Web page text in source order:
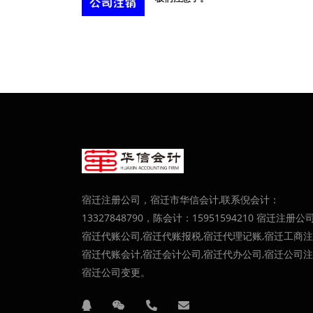
宿迁注册公司，宿迁市华信会计,联系倪会计：
13327848790，陈会计：15951594210 宿迁注册公
宿迁代账公司,宿迁代账报税,宿迁代理记账,宿迁工商
宿迁代账会计,宿迁会计公司,宿迁代办公司,宿迁公司
宿迁公司变更。